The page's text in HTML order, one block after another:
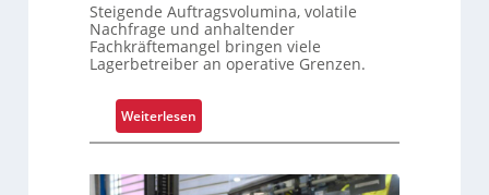
Steigende Auftragsvolumina, volatile
Nachfrage und anhaltender
Fachkräftemangel bringen viele
Lagerbetreiber an operative Grenzen.
Weiterlesen:
W
r